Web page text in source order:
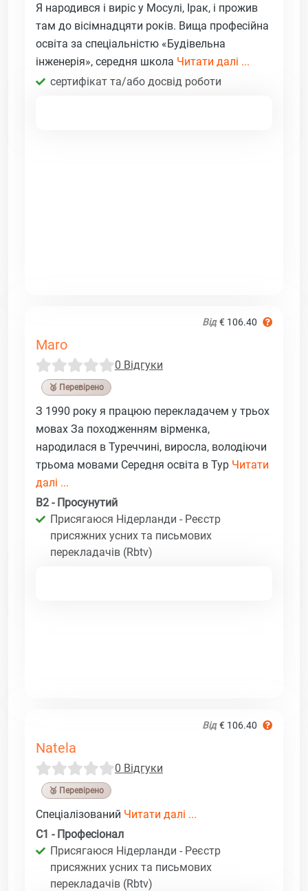
Я народився і виріс у Мосулі, Ірак, і прожив
там до вісімнадцяти років. Вища професійна
освіта за спеціальністю «Будівельна
інженерія», середня школа Читати далі ...
сертифікат та/або досвід роботи
Від € 106.40
Maro
0 Відгуки
🥉 Перевірено
З 1990 року я працюю перекладачем у трьох
мовах За походженням вірменка,
народилася в Туреччині, виросла, володіючи
трьома мовами Середня освіта в Тур Читати
далі ...
B2 - Просунутий
Присягаюся Нідерланди - Реєстр
присяжних усних та письмових
перекладачів (Rbtv)
Від € 106.40
Natela
0 Відгуки
🥉 Перевірено
Спеціалізований Читати далі ...
C1 - Професіонал
Присягаюся Нідерланди - Реєстр
присяжних усних та письмових
перекладачів (Rbtv)